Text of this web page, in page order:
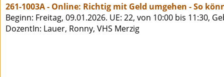
261-1003A - Online: Richtig mit Geld umgehen - So
Beginn: Freitag, 09.01.2026. UE: 22, von 10:00 bis 11:30,
DozentIn: Lauer, Ronny, VHS Merzig